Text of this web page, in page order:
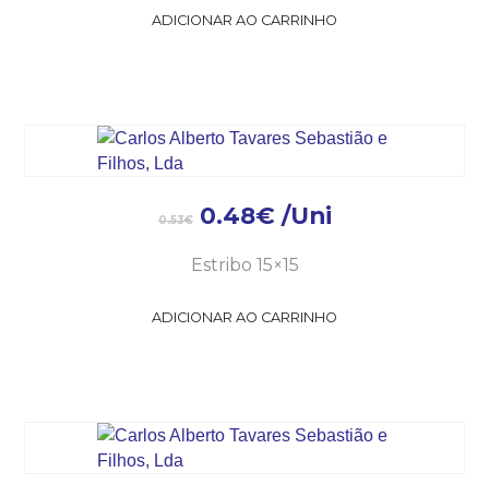
ADICIONAR AO CARRINHO
0.53€ 0.48€ /Uni
Estribo 15×15
ADICIONAR AO CARRINHO